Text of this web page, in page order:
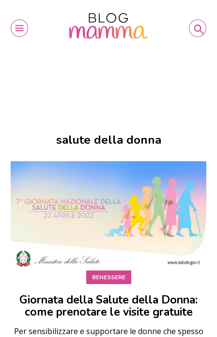
salute della donna
BENESSERE
Giornata della Salute della Donna:
come prenotare le visite gratuite
Per sensibilizzare e supportare le donne che spesso